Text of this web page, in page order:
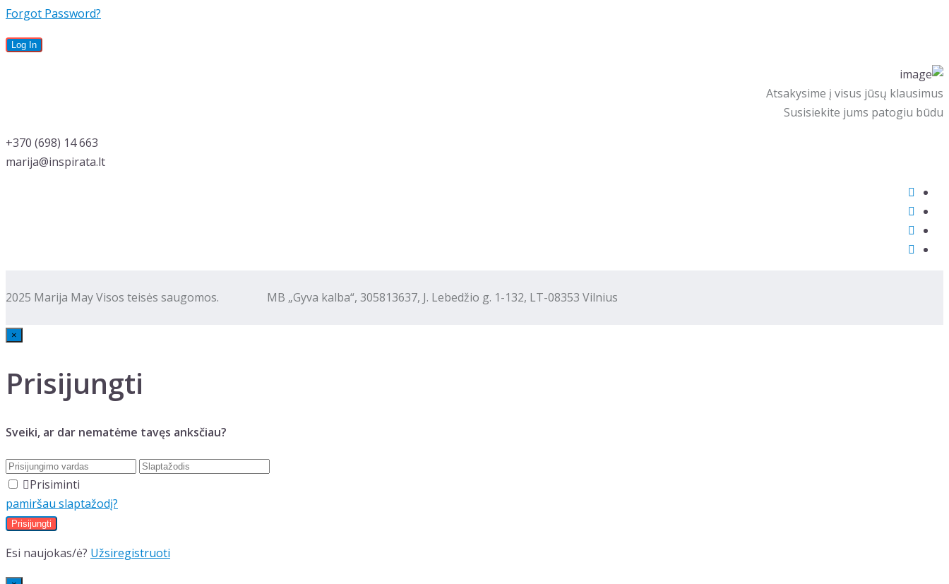
Forgot Password?
Atsakysime į visus jūsų klausimus
Susisiekite jums patogiu būdu
‭+370 (698) 14 663
marija@inspirata.lt
2025 Marija May Visos teisės saugomos. MB „Gyva kalba“, 305813637, J. Lebedžio g. 1-132, LT-08353 Vilnius
×
Prisijungti
Sveiki, ar dar nematėme tavęs anksčiau?
Prisiminti
pamiršau slaptažodį?
Esi naujokas/ė? Užsiregistruoti